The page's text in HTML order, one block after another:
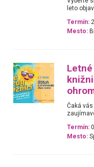
leto
Termín:
Mesto:
Čaká
Termín:
Mesto: